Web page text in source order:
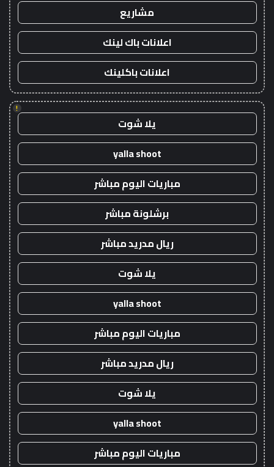
مشاريع
اعلانات باك لينك
اعلانات باكلينك
!
يلا شوت
yalla shoot
مباريات اليوم مباشر
برشلونة مباشر
ريال مدريد مباشر
يلا شوت
yalla shoot
مباريات اليوم مباشر
ريال مدريد مباشر
يلا شوت
yalla shoot
مباريات اليوم مباشر